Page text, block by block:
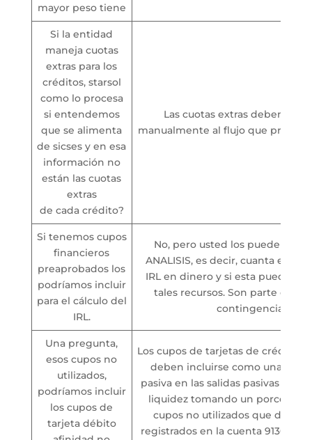
mayor peso tiene
Si la entidad
maneja cuotas
extras para los
créditos, starsol
como lo procesa
si entendemos
que se alimenta
de sicses y en esa
información no
están las cuotas
extras
de cada crédito?
Las cuotas extras deben
manualmente al flujo que proyecta
Si tenemos cupos
financieros
preaprobados los
podríamos incluir
para el cálculo del
IRL.
No, pero usted los puede
ANALISIS, es decir, cuanta es la
IRL en dinero y si esta puede
tales recursos. Son parte de su
contingencia.
Una pregunta,
esos cupos no
utilizados,
podríamos incluir
los cupos de
tarjeta débito
Los cupos de tarjetas de crédito
deben incluirse como una
pasiva en las salidas pasivas de
liquidez tomando un
cupos no utilizados que
registrados en la cuenta 913010,